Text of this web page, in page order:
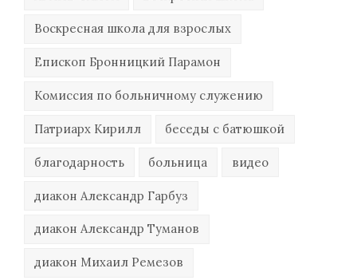
Воскресная школа для взрослых
Епископ Бронницкий Парамон
Комиссия по больничному служению
Патриарх Кирилл беседы с батюшкой
благодарность больница видео
диакон Александр Гарбуз
диакон Александр Туманов
диакон Михаил Ремезов